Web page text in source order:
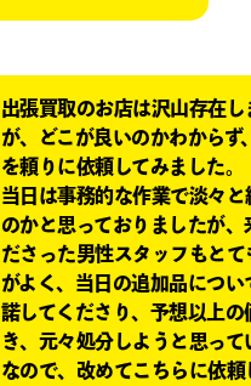
出張買取のお店は沢山存在し
が、どこが良いのかわからず
を頼りに依頼してみました。
当日は事務的な作業で淡々と
のかと思っておりましたが、
ださった男性スタッフもとて
がよく、当日の追加品につい
諾してくださり、予想以上の
き、元々処分しようと思って
なので、改めてこちらに依頼